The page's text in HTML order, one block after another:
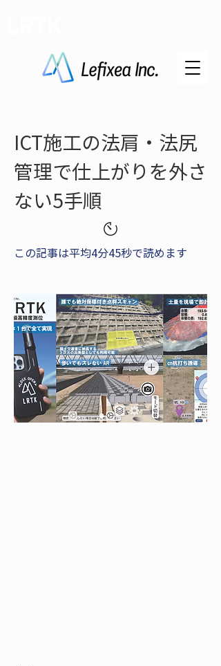
ICT施工の法肩・法尻
管理で仕上がりを外さ
ない5手順
この記事は平均4分45秒で読めます